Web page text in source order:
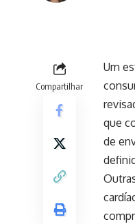
Compartilhar
Um
que
de